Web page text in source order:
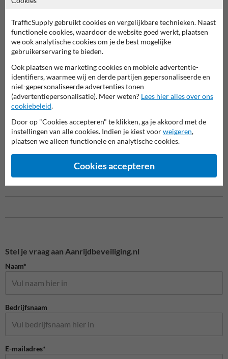
als 's nachts, en is bestand tegen intensief gebruik. Ideaal voor
Toepassingen van de TS-FLEX flexibele afzetpaal blauw/wit
Parkeerplaatsen:Voor afbakening en verkeersgeleiding.
Industriële zones:
Veiligheid en scheiding van werk- en
verkeersstromen.
Evenementen:Tijdelijke afzettingen en crowd control.
Publieke ruimtes:Extra zichtbaarheid en duidelijke afbakening.
Flexibel en overrijbaar
Wat deze afzetpaal bijzonder maakt, is zijn flexibele ontwerp. De TS-
FLEX 75 cm blauw/witte afzetpaal is vervaardigd uit een materiaal
dat zowel overrijden als buigen kan weerstaan, waarna hij moeiteloos
terugkeert naar zijn oorspronkelijke vorm. Dit maakt hem ideaal voor
locaties waar voertuigen of hulpdiensten toegang nodig hebben,
terwijl een zichtbare afbakening behouden blijft.
Stel je vraag aan Aanrijdbeveiliging.nl
Naam*
Bedrijfsnaam
E-mailadres*
TrafficSupply gebruikt cookies en vergelijkbare technieken. Naast
functionele cookies, waardoor de website goed werkt, plaatsen
we ook analytische cookies om je de best mogelijke
gebruikerservaring te bieden.
Ook plaatsen we marketing cookies en mobiele advertentie-
identifiers, waarmee wij en derde partijen gepersonaliseerde en
niet-gepersonaliseerde advertenties tonen
(advertentiepersonalisatie). Meer weten? Lees hier alles over ons
cookiebeleid.
Door op "Cookies accepteren" te klikken, ga je akkoord met de
instellingen van alle cookies. Indien je kiest voorweigeren,
plaatsen we alleen functionele en analytische cookies.
Cookies accepteren